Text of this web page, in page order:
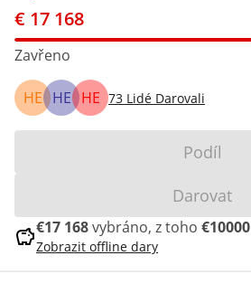
€ 17 168
Zavřeno
HE HE HE 73 Lidé Darovali
Podíl
Darovat
savings€17 168vybráno, z toho €10000
Zobrazit offline dary